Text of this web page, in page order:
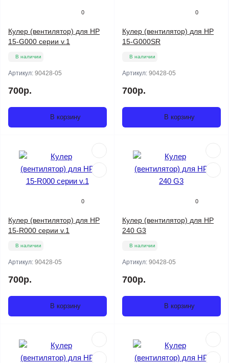
0
Кулер (вентилятор) для HP
15-G000 серии v.1
В наличии
Артикул: 90428-05
700р.
В корзину
0
Кулер (вентилятор) для HP
15-G000SR
В наличии
Артикул: 90428-05
700р.
В корзину
0
Кулер (вентилятор) для HP
15-R000 серии v.1
В наличии
Артикул: 90428-05
700р.
В корзину
0
Кулер (вентилятор) для HP
240 G3
В наличии
Артикул: 90428-05
700р.
В корзину